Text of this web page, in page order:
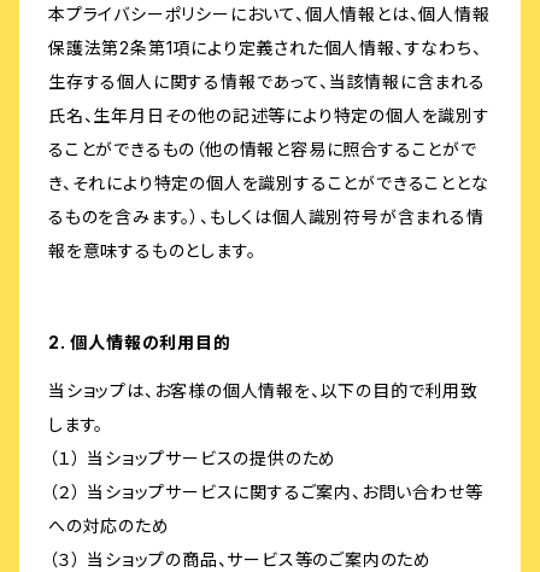
本プライバシーポリシーにおいて、個人情報とは、個人情報
保護法第2条第1項により定義された個人情報、すなわち、
生存する個人に関する情報であって、当該情報に含まれる
氏名、生年月日その他の記述等により特定の個人を識別す
ることができるもの（他の情報と容易に照合することがで
き、それにより特定の個人を識別することができることとな
るものを含みます。）、もしくは個人識別符号が含まれる情
報を意味するものとします。
2. 個人情報の利用目的
当ショップは、お客様の個人情報を、以下の目的で利用致
します。
（１） 当ショップサービスの提供のため
（２） 当ショップサービスに関するご案内、お問い合わせ等
への対応のため
（３） 当ショップの商品、サービス等のご案内のため